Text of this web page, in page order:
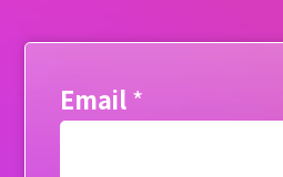
Email*